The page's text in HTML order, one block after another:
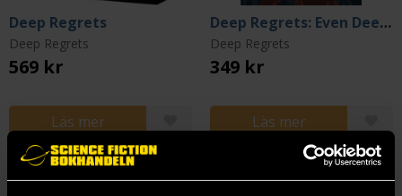
Deep Regrets
Deep Regrets
569 kr
Läs mer
Deep Regrets: Even Deeper Regrets Expansion
Deep Regrets
349 kr
Läs mer